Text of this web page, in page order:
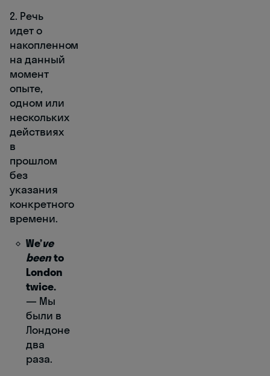
2. Речь
идет о
накопленном
на данный
момент
опыте,
одном или
нескольких
действиях
в
прошлом
без
указания
конкретного
времени.
We’ve
beento
London
twice.
― Мы
были в
Лондоне
два
раза.